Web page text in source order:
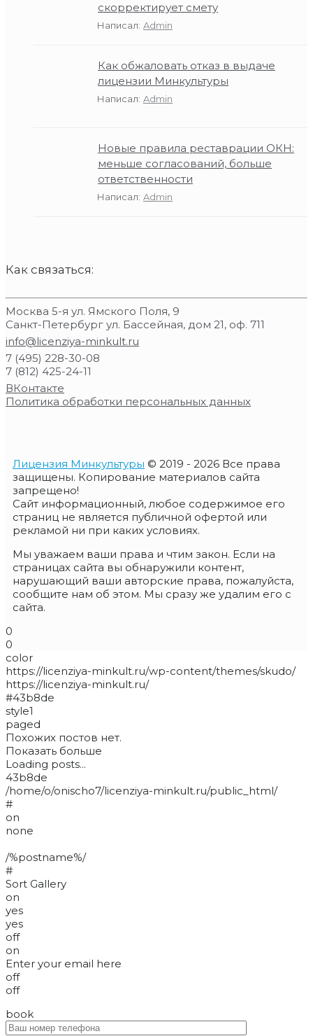
скорректирует смету
Написал: Admin
Как обжаловать отказ в выдаче
лицензии Минкультуры
Написал: Admin
Новые правила реставрации ОКН:
меньше согласований, больше
ответственности
Написал: Admin
Как связаться:
Москва 5-я ул. Ямского Поля, 9
Санкт-Петербург ул. Бассейная, дом 21, оф. 711
info@licenziya-minkult.ru
7 (495) 228-30-08
7 (812) 425-24-11
ВКонтакте
Политика обработки персональных данных
Лицензия Минкультуры © 2019 - 2026 Все права
защищены. Копирование материалов сайта
запрещено!
Сайт информационный, любое содержимое его
страниц не является публичной офертой или
рекламой ни при каких условиях.
Мы уважаем ваши права и чтим закон. Если на
страницах сайта вы обнаружили контент,
нарушающий ваши авторские права, пожалуйста,
сообщите нам об этом. Мы сразу же удалим его с
сайта.
0
0
color
https://licenziya-minkult.ru/wp-content/themes/skudo/
https://licenziya-minkult.ru/
#43b8de
style1
paged
Похожих постов нет.
Показать больше
Loading posts...
43b8de
/home/o/onischo7/licenziya-minkult.ru/public_html/
#
on
none
/%postname%/
#
Sort Gallery
on
yes
yes
off
on
Enter your email here
off
off
book